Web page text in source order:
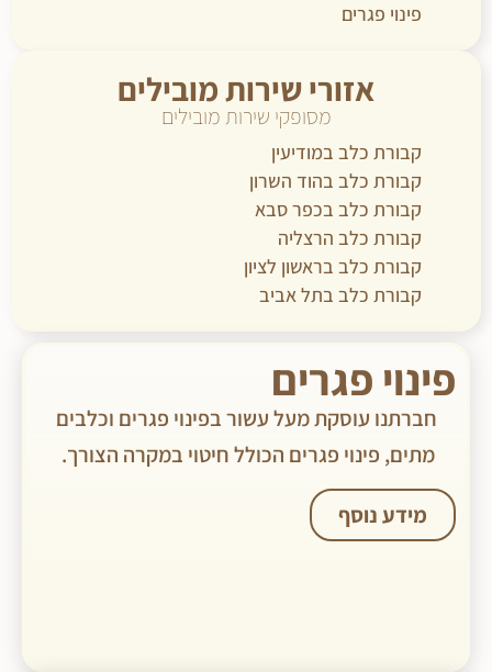
פינוי פגרים
אזורי שירות מובילים
מסופקי שירות מובילים
קבורת כלב במודיעין
קבורת כלב בהוד השרון
קבורת כלב בכפר סבא
קבורת כלב הרצליה
קבורת כלב בראשון לציון
קבורת כלב בתל אביב
פינוי פגרים
חברתנו עוסקת מעל עשור בפינוי פגרים וכלבים
מתים, פינוי פגרים הכולל חיטוי במקרה הצורך. ​
מידע נוסף